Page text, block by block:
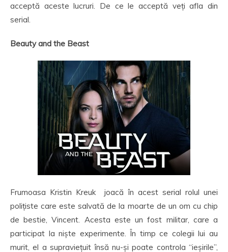
acceptă aceste lucruri. De ce le acceptă veți afla din
serial.
Beauty and the Beast
Frumoasa Kristin Kreuk joacă în acest serial rolul unei
polițiste care este salvată de la moarte de un om cu chip
de bestie, Vincent. Acesta este un fost militar, care a
participat la niște experimente. În timp ce colegii lui au
murit, el a supraviețuit însă nu-și poate controla “ieșirile”,